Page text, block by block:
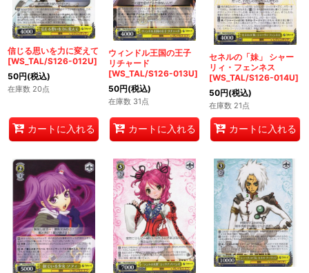
信じる思いを力に変えて
[WS_TAL/S126-012U]
50円(税込)
在庫数 20点
カートに入れる
ウィンドル王国の王子
リチャード
[WS_TAL/S126-013U]
50円(税込)
在庫数 31点
カートに入れる
セネルの「妹」 シャー
リィ・フェンネス
[WS_TAL/S126-014U]
50円(税込)
在庫数 21点
カートに入れる